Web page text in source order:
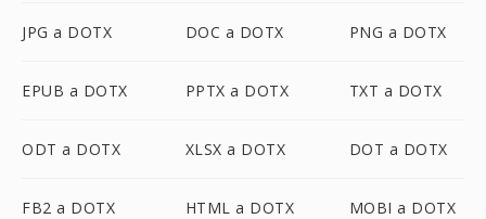
JPG a DOTX DOC a DOTX PNG a DOTX
EPUB a DOTX PPTX a DOTX TXT a DOTX
ODT a DOTX XLSX a DOTX DOT a DOTX
FB2 a DOTX HTML a DOTX MOBI a DOTX